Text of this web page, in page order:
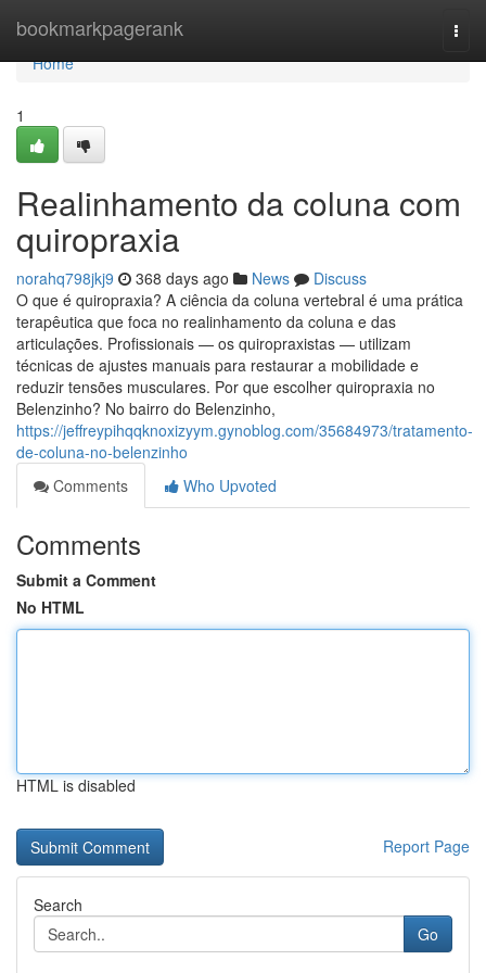
bookmarkpagerank
Home
Home
1
Realinhamento da coluna com
quiropraxia
norahq798jkj9 368 days ago News
Discuss
O que é quiropraxia? A ciência da coluna vertebral é uma prática
terapêutica que foca no realinhamento da coluna e das
articulações. Profissionais — os quiropraxistas — utilizam
técnicas de ajustes manuais para restaurar a mobilidade e
reduzir tensões musculares. Por que escolher quiropraxia no
Belenzinho? No bairro do Belenzinho,
https://jeffreypihqqknoxizyym.gynoblog.com/35684973/tratamento-
de-coluna-no-belenzinho
Comments
Who Upvoted
Comments
Submit a Comment
No HTML
HTML is disabled
Report Page
Search
Go